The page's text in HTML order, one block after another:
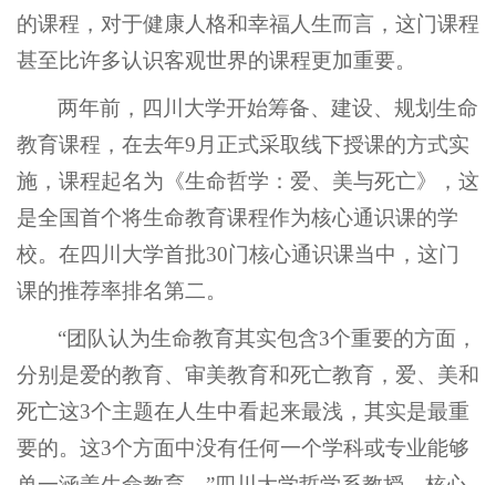
的课程，对于健康人格和幸福人生而言，这门课程
甚至比许多认识客观世界的课程更加重要。
两年前，四川大学开始筹备、建设、规划生命
教育课程，在去年9月正式采取线下授课的方式实
施，课程起名为《生命哲学：爱、美与死亡》，这
是全国首个将生命教育课程作为核心通识课的学
校。在四川大学首批30门核心通识课当中，这门
课的推荐率排名第二。
“团队认为生命教育其实包含3个重要的方面，
分别是爱的教育、审美教育和死亡教育，爱、美和
死亡这3个主题在人生中看起来最浅，其实是最重
要的。这3个方面中没有任何一个学科或专业能够